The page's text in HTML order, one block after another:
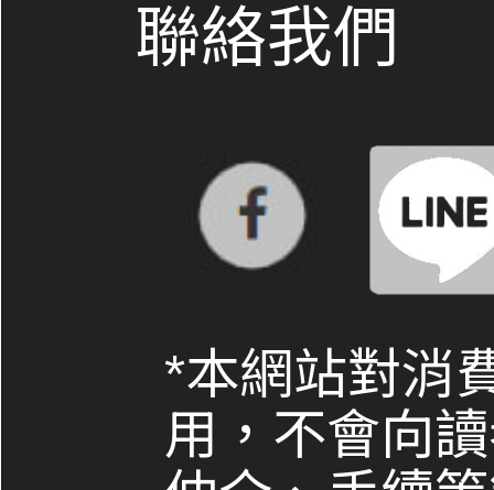
聯絡我們
*本網站對消
用，不會向